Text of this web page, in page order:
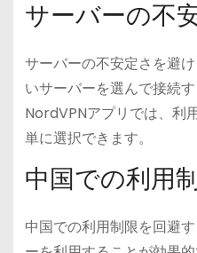
サーバーの不
サーバーの不安定さを避
いサーバーを選んで接続
NordVPNアプリでは、利
単に選択できます。
中国での利用
中国での利用制限を回避